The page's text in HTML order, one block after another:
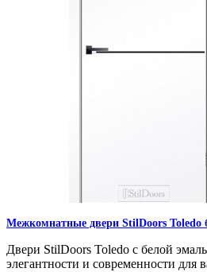
Межкомнатные двери StilDoors Toledo
Двери StilDoors Toledo с белой
элегантности и современности для